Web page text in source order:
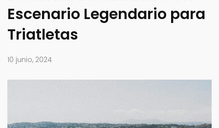
Escenario Legendario para
Triatletas
10 junio, 2024